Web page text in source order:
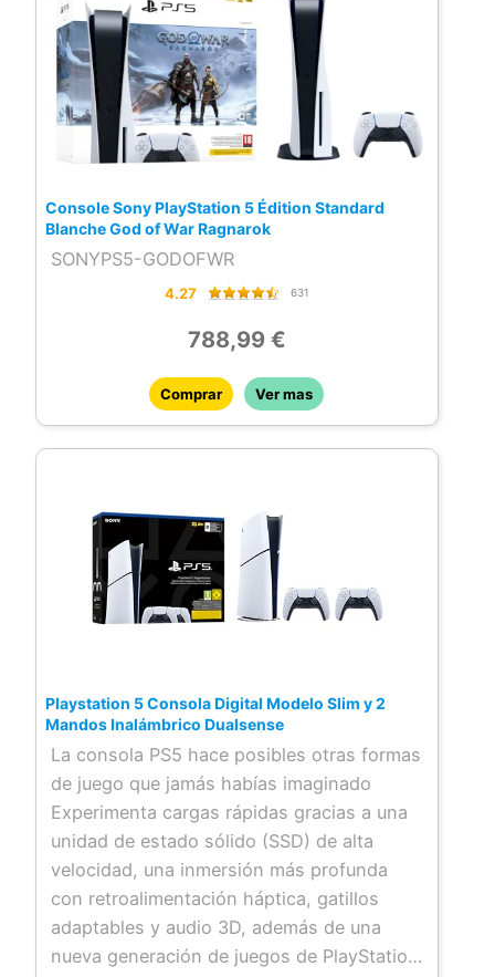
Console Sony PlayStation 5 Édition Standard
Blanche God of War Ragnarok
SONYPS5-GODOFWR
4.27 631
788,99 €
Comprar Ver mas
Playstation 5 Consola Digital Modelo Slim y 2
Mandos Inalámbrico Dualsense
La consola PS5 hace posibles otras formas
de juego que jamás habías imaginado
Experimenta cargas rápidas gracias a una
unidad de estado sólido (SSD) de alta
velocidad, una inmersión más profunda
con retroalimentación háptica, gatillos
adaptables y audio 3D, además de una
nueva generación de juegos de PlayStation